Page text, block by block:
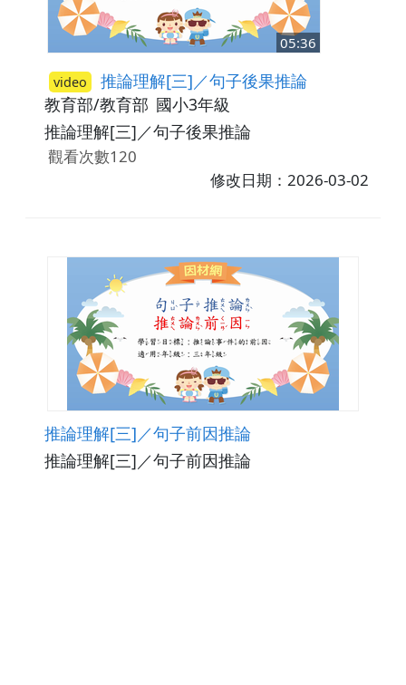
05:36
video 推論理解[三]／句子後果推論
教育部/教育部 國小3年級
推論理解[三]／句子後果推論
觀看次數120
修改日期：2026-03-02
推論理解[三]／句子前因推論
推論理解[三]／句子前因推論